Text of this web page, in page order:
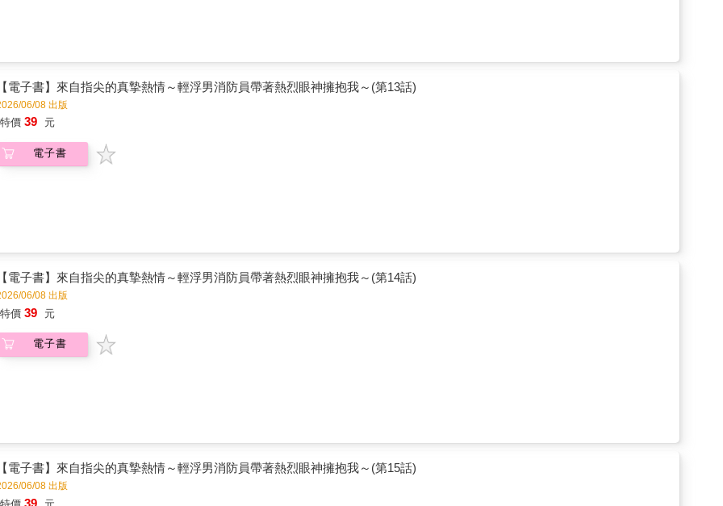
電子書】來自指尖的真摯熱情～輕浮男消防員帶著熱烈眼神擁抱我～(第13話)
06/08 出版
特價 39 元
電子書
電子書】來自指尖的真摯熱情～輕浮男消防員帶著熱烈眼神擁抱我～(第14話)
06/08 出版
特價 39 元
電子書
電子書】來自指尖的真摯熱情～輕浮男消防員帶著熱烈眼神擁抱我～(第15話)
06/08 出版
39